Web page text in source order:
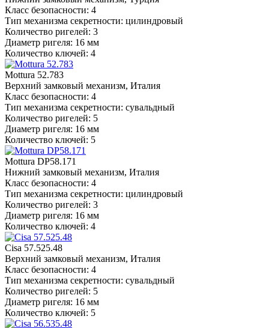
Класс безопасности: 4
Тип механизма секретности: цилиндровый
Количество ригелей: 3
Диаметр ригеля: 16 мм
Количество ключей: 4
Mottura 52.783
Верхний замковый механизм, Италия
Класс безопасности: 4
Тип механизма секретности: сувальдный
Количество ригелей: 5
Диаметр ригеля: 16 мм
Количество ключей: 5
Mottura DP58.171
Нижний замковый механизм, Италия
Класс безопасности: 4
Тип механизма секретности: цилиндровый
Количество ригелей: 3
Диаметр ригеля: 16 мм
Количество ключей: 4
Cisa 57.525.48
Верхний замковый механизм, Италия
Класс безопасности: 4
Тип механизма секретности: сувальдный
Количество ригелей: 5
Диаметр ригеля: 16 мм
Количество ключей: 5